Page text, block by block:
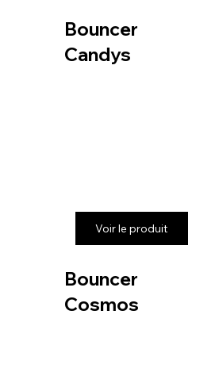
Bouncer
Candys
Voir le produit
Bouncer
Cosmos